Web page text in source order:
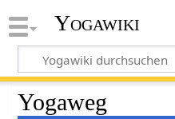
Yogawiki
Yogaweg